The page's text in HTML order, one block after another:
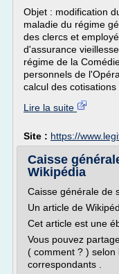
Objet : modification
maladie du régime
des clercs et
d'assurance
régime de la
personnels de
calcul des cotisations
Lire la suite
Site : https://
Caisse
Wikipédia
Caisse générale de
Un article de
Cet article est une
Vous pouvez
( comment ? )
correspondants .